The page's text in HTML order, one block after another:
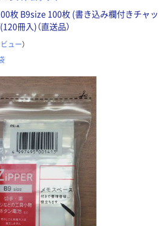
枚 B9size 100枚 (書き込み欄付きチャッ
冊入)（直送品）
ュー）